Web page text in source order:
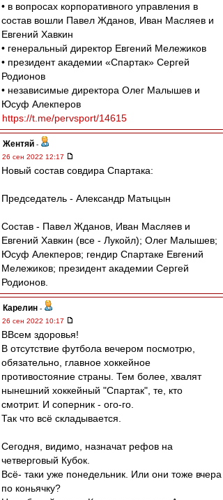
• в вопросах корпоративного управления в
состав вошли Павел Жданов, Иван Масляев и
Евгений Хавкин
• генеральный директор Евгений Мележиков
• президент академии «Спартак» Сергей
Родионов
• независимые директора Олег Малышев и
Юсуф Алекперов
https://t.me/pervsport/14615
Жентяй -
26 сен 2022 12:17
Новый состав совдира Спартака:
Председатель - Александр Матыцын
Состав - Павел Жданов, Иван Масляев и
Евгений Хавкин (все - Лукойл); Олег Малышев;
Юсуф Алекперов; гендир Спартаке Евгений
Мележиков; президент академии Сергей
Родионов.
Карелин -
26 сен 2022 10:17
ВВсем здоровья!
В отсутствие футбола вечером посмотрю,
обязательно, главное хоккейное
противостояние страны. Тем более, хвалят
нынешний хоккейный "Спартак", те, кто
смотрит. И соперник - ого-го.
Так что всё складывается.
Сегодня, видимо, назначат рефов на
четверговый Кубок.
Всё- таки уже понедельник. Или они тоже вчера
по коньячку?